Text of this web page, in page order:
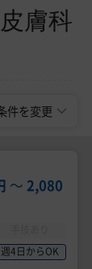
膚科
件を変更
〜 2,080
週4日からOK